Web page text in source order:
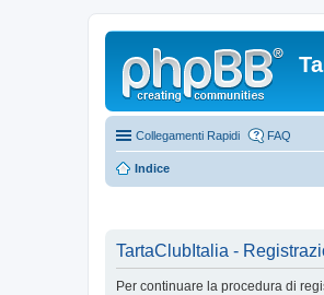
Collegamenti Rapidi FAQ
Indice
TartaClubItalia -
Per continuare la procedura di